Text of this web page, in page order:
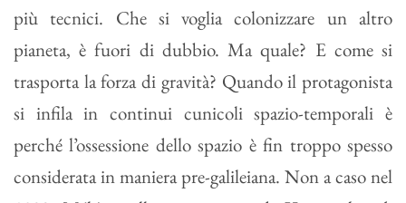
più tecnici. Che si voglia colonizzare un altro
pianeta, è fuori di dubbio. Ma quale? E come si
trasporta la forza di gravità? Quando il protagonista
si infila in continui cunicoli spazio-temporali è
perché l’ossessione dello spazio è fin troppo spesso
considerata in maniera pre-galileiana. Non a caso nel